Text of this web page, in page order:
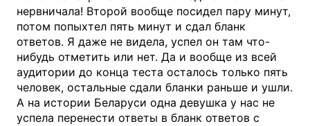
нервничала! Второй вообще посидел пару минут,
потом попыхтел пять минут и сдал бланк
ответов. Я даже не видела, успел он там что-
нибудь отметить или нет. Да и вообще из всей
аудитории до конца теста осталось только пять
человек, остальные сдали бланки раньше и ушли.
А на истории Беларуси одна девушка у нас не
успела перенести ответы в бланк ответов с